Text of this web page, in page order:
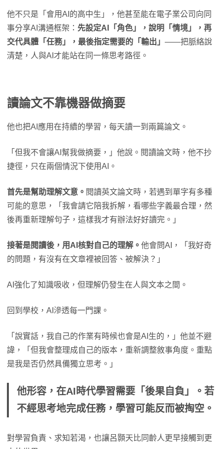
他不只是「會用AI的高中生」，他甚至能在電子業公司向同
事分享AI溝通框架： 先設定AI「角色」，說明「情境」，再
交代具體「任務」，最後指定需要的「輸出」 ——把脈絡說
清楚，人與AI才能站在同一條思考路徑。
讀論文不靠機器做摘要
他也把AI應用在持續的學習，每天讀一到兩篇論文。
「但我不會讓AI幫我做摘要，」他說。閱讀論文時，他不抄
捷徑，只在兩個情況下使用AI。
首先是幫助理解文意。 閱讀英文論文時，若遇到單字有多種
可能的意思，「我會請它陪我拆解，看哪些字義最合理，然
後再重新理解句子，這樣我才有辦法好好讀完。」
接著是閱讀後，用AI核對自己的理解。 他會問AI，「我好奇
的問題，有沒有在文章裡被回答、被解決？」
AI強化了知識吸收，但理解仍發生在人與文本之間。
回到學校，AI滲透每一門課。
「說實話，我自己的作業有時候也會是AI生的，」他並不避
諱，「但我會整理成自己的版本，重新調整敘事角度。重點
是我是否仍然具備獨立思考。」
他形容，在AI時代學習需要「後果自負」。若
不經思考地完成任務，學習可能反而被掏空。
對學習負責、求知若渴，也讓呂顥天比同齡人更早接觸到更